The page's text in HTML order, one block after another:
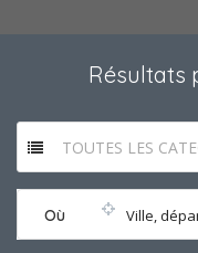
Résultats
TOUTES LES
Où Ville,